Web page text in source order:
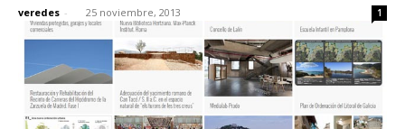
veredes - 25 noviembre, 2013 1